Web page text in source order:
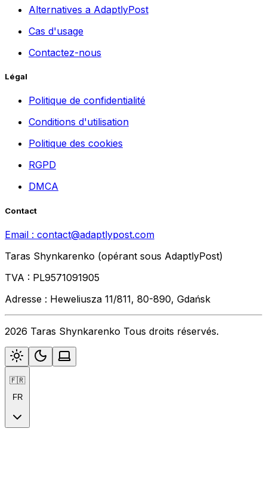
Alternatives a AdaptlyPost
Cas d'usage
Contactez-nous
Légal
Politique de confidentialité
Conditions d'utilisation
Politique des cookies
RGPD
DMCA
Contact
Email : contact@adaptlypost.com
Taras Shynkarenko (opérant sous AdaptlyPost)
TVA : PL9571091905
Adresse : Heweliusza 11/811, 80-890, Gdańsk
2026 Taras Shynkarenko Tous droits réservés.
🇫🇷
FR